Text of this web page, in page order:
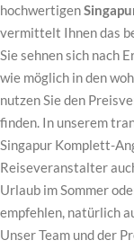
hochwertigen
vermittelt Ihnen das
Sie sehnen sich nach
wie möglich in den
nutzen Sie den
finden. In unserem
Singapur Komplett-
Reiseveranstalter
Urlaub im Sommer
empfehlen, natürlich
Unser Team und der